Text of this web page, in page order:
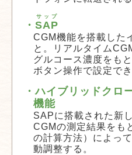
・ SAP
サップ
CGM機能を搭載した
と。リアルタイム
グルコース濃度をも
ボタン操作で設定でき
・ハイブリッドクロ
機能
SAPに搭載された新
CGMの測定結果をも
の計算方法）によっ
動調整する。